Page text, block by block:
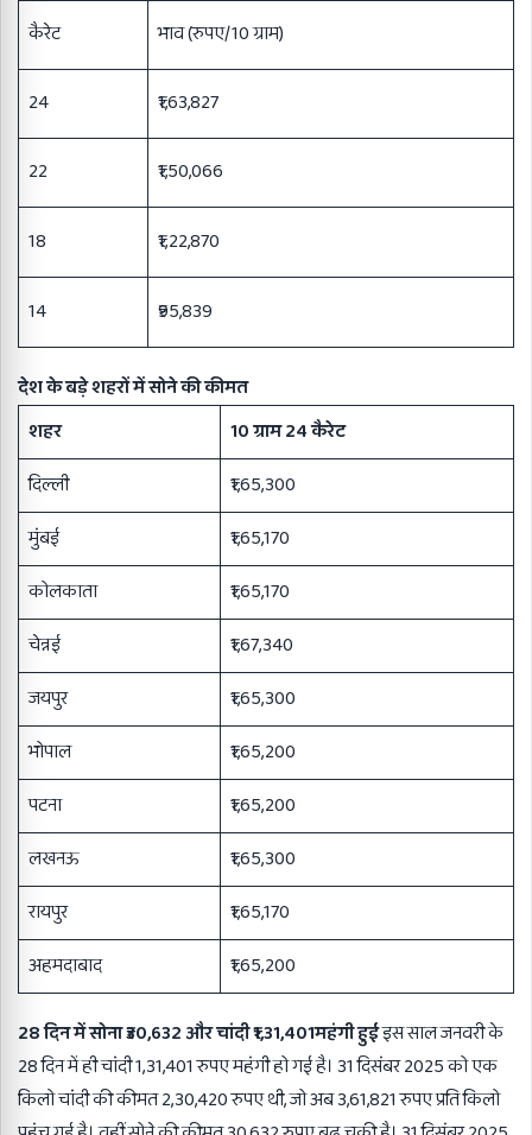
कैरेट
भाव (रुपए/10 ग्राम)
24 ₹1,63,827
22 ₹1,50,066
18 ₹1,22,870
14 ₹95,839
देश के बड़े शहरों में सोने की कीमत
शहर
10 ग्राम 24 कैरेट
दिल्ली
₹1,65,300
मुंबई
₹1,65,170
कोलकाता
₹1,65,170
चेन्नई
₹1,67,340
जयपुर
₹1,65,300
भोपाल
₹1,65,200
पटना
₹1,65,200
लखनऊ
₹1,65,300
रायपुर
₹1,65,170
अहमदाबाद
₹1,65,200
28 दिन में सोना ₹30,632 और चांदी ₹1,31,401महंगी हुईइस साल जनवरी के
28 दिन में ही चांदी 1,31,401 रुपए महंगी हो गई है। 31 दिसंबर 2025 को एक
किलो चांदी की कीमत 2,30,420 रुपए थी, जो अब 3,61,821 रुपए प्रति किलो